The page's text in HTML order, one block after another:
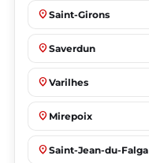
place Saint-Girons
place Saverdun
place Varilhes
place Mirepoix
place Saint-Jean-du-Falga